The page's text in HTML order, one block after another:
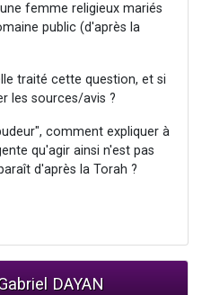
femme religieux mariés
public (d'après la
traité cette question, et si
les sources/avis ?
comment expliquer à
qu'agir ainsi n'est pas
d'après la Torah ?
DAYAN